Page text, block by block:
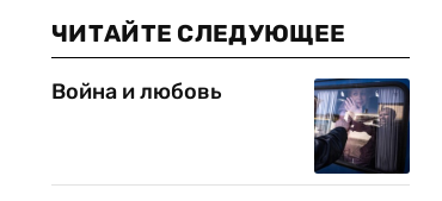
ЧИТАЙТЕ СЛЕДУЮЩЕЕ
Война и любовь